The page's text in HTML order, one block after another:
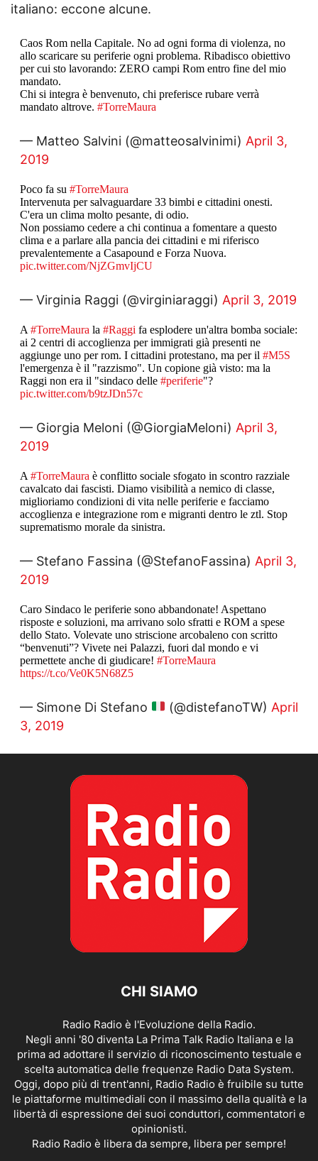
italiano: eccone alcune.
Caos Rom nella Capitale. No ad ogni forma di violenza, no
allo scaricare su periferie ogni problema. Ribadisco obiettivo
per cui sto lavorando: ZERO campi Rom entro fine del mio
mandato.
Chi si integra è benvenuto, chi preferisce rubare verrà
mandato altrove. #TorreMaura
— Matteo Salvini (@matteosalvinimi) April 3,
2019
Poco fa su #TorreMaura
Intervenuta per salvaguardare 33 bimbi e cittadini onesti.
C'era un clima molto pesante, di odio.
Non possiamo cedere a chi continua a fomentare a questo
clima e a parlare alla pancia dei cittadini e mi riferisco
prevalentemente a Casapound e Forza Nuova.
pic.twitter.com/NjZGmvIjCU
— Virginia Raggi (@virginiaraggi) April 3, 2019
A #TorreMaura la #Raggi fa esplodere un'altra bomba sociale:
ai 2 centri di accoglienza per immigrati già presenti ne
aggiunge uno per rom. I cittadini protestano, ma per il #M5S
l'emergenza è il "razzismo". Un copione già visto: ma la
Raggi non era il "sindaco delle #periferie"?
pic.twitter.com/b9tzJDn57c
— Giorgia Meloni (@GiorgiaMeloni) April 3,
2019
A #TorreMaura è conflitto sociale sfogato in scontro razziale
cavalcato dai fascisti. Diamo visibilità a nemico di classe,
miglioriamo condizioni di vita nelle periferie e facciamo
accoglienza e integrazione rom e migranti dentro le ztl. Stop
suprematismo morale da sinistra.
— Stefano Fassina (@StefanoFassina) April 3,
2019
Caro Sindaco le periferie sono abbandonate! Aspettano
risposte e soluzioni, ma arrivano solo sfratti e ROM a spese
dello Stato. Volevate uno striscione arcobaleno con scritto
“benvenuti”? Vivete nei Palazzi, fuori dal mondo e vi
permettete anche di giudicare! #TorreMaura
https://t.co/Ve0K5N68Z5
— Simone Di Stefano (@distefanoTW) April
3, 2019
CHI SIAMO
Radio Radio è l'Evoluzione della Radio.
Negli anni '80 diventa La Prima Talk Radio Italiana e la
prima ad adottare il servizio di riconoscimento testuale e
scelta automatica delle frequenze Radio Data System.
Oggi, dopo più di trent'anni, Radio Radio è fruibile su tutte
le piattaforme multimediali con il massimo della qualità e la
libertà di espressione dei suoi conduttori, commentatori e
opinionisti.
Radio Radio è libera da sempre, libera per sempre!